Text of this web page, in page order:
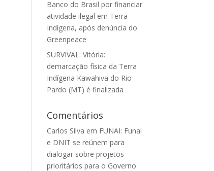
Banco do Brasil por financiar
atividade ilegal em Terra
Indígena, após denúncia do
Greenpeace
SURVIVAL: Vitória:
demarcação física da Terra
Indígena Kawahiva do Rio
Pardo (MT) é finalizada
Comentários
Carlos Silva em FUNAI: Funai
e DNIT se reúnem para
dialogar sobre projetos
prioritários para o Governo